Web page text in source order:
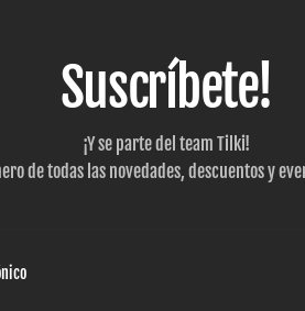
Suscríbete!
¡Y se parte del team Tilki!
de todas las novedades, descuentos y